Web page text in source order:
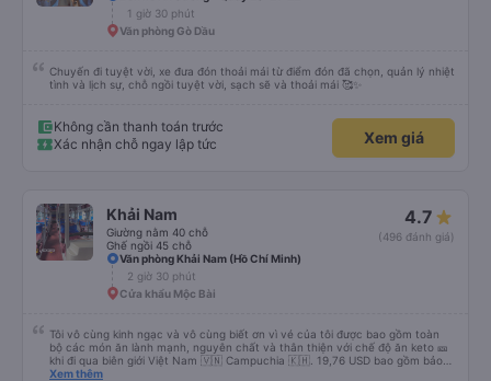
1 giờ 30 phút
Văn phòng Gò Dầu
Chuyến đi tuyệt vời, xe đưa đón thoải mái từ điểm đón đã chọn, quản lý nhiệt
tình và lịch sự, chỗ ngồi tuyệt vời, sạch sẽ và thoải mái 🥰✨
Không cần thanh toán trước
Xác nhận chỗ ngay lập tức
Xem giá
Khải Nam
Giường nằm 40 chỗ
Ghế ngồi 45 chỗ
4.7
(496 đánh giá)
Văn phòng Khải Nam (Hồ Chí Minh)
2 giờ 30 phút
Cửa khẩu Mộc Bài
Tôi vô cùng kinh ngạc và vô cùng biết ơn vì vé của tôi được bao gồm toàn
bộ các món ăn lành mạnh, nguyên chất và thân thiện với chế độ ăn keto 🎫
khi đi qua biên giới Việt Nam 🇻🇳 Campuchia 🇰🇭. 19,76 USD bao gồm bảo
hiểm, nước, khăn giấy ướt, túi đựng giày, máy lạnh, sự hỗ trợ tại biên giới để
Xem thêm